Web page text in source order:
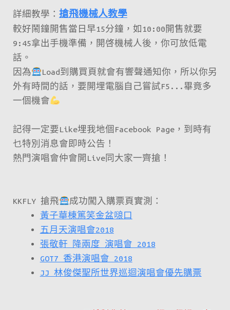
詳細教學： 搶飛機械人教學
較好鬧鐘開售當日早15分鐘，如10:00開售就要
9:45拿出手機準備，開啓機械人後，你可放低電
話。
因為
Load到購買頁就會有響聲通知你，所以你另
外有時間的話，要開埋電腦自己嘗試F5...畢竟多
一個機會
記得一定要Like埋我地個Facebook Page，到時有
乜特別消息會即時公告！
熱門演唱會仲會開Live同大家一齊搶！
KKFLY 搶飛
成功闖入購票頁實測：
黃子華棟篤笑金盆𠺘口
五月天演唱會2018
張敬軒 降兩度 演唱會 2018
GOT7 香港演唱會 2018
JJ 林俊傑聖所世界巡迴演唱會優先購票